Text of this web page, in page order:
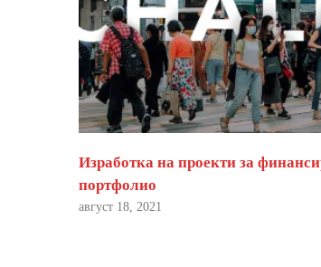
Изработка на проекти за
портфолио
август 18, 2021